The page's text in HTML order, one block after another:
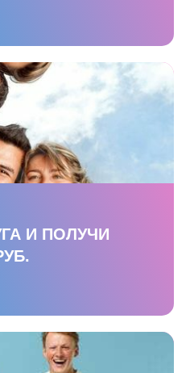
И ПОЛУЧИ